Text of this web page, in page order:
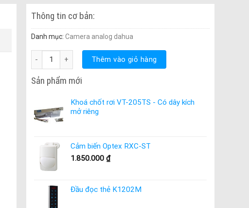
Thông tin cơ bản:
Danh mục: Camera analog dahua
HAC-HFW1200DP 2.0 Megapixel số lượng
Thêm vào giỏ hàng
Sản phẩm mới
Khoá chốt rơi VT-205TS - Có dây kích
mở riêng
Cảm biến Optex RXC-ST
1.850.000 ₫
Đầu đọc thẻ K1202M